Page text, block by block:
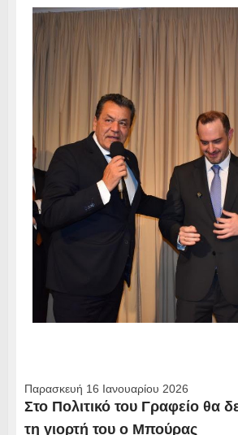
Παρασκευή 16 Ιανουαρίου 2026
Στο Πολιτικό του Γραφείο θα
τη γιορτή του ο Μπούρας